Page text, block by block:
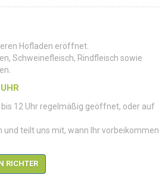
Hofladen eröffnet.
Schweinefleisch, Rindfleisch sowie
12 Uhr regelmäßig geöffnet, oder auf
teilt uns mit, wann Ihr vorbeikommen
RICHTER